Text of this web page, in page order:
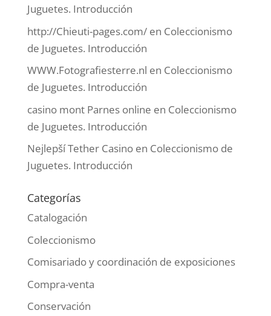
Juguetes. Introducción
http://Chieuti-pages.com/en Coleccionismo
de Juguetes. Introducción
WWW.Fotografiesterre.nl en Coleccionismo
de Juguetes. Introducción
casino mont Parnes online en Coleccionismo
de Juguetes. Introducción
Nejlepší Tether Casinoen Coleccionismo de
Juguetes. Introducción
Categorías
Catalogación
Coleccionismo
Comisariado y coordinación de exposiciones
Compra-venta
Conservación